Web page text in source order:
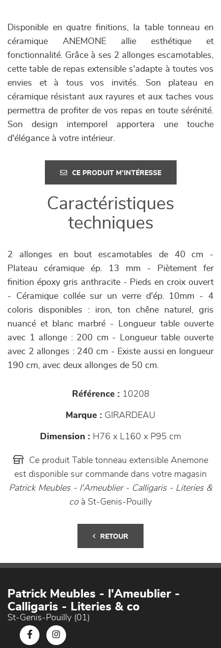
Disponible en quatre finitions, la table tonneau en
céramique ANEMONE allie esthétique et
fonctionnalité. Grâce à ses 2 allonges escamotables,
cette table de repas extensible s'adapte à toutes vos
envies et à tous vos invités. Son plateau en
céramique résistant aux rayures et aux taches vous
permettra de profiter de vos repas en toute sérénité.
Son design intemporel apportera une touche
d'élégance à votre intérieur.
CE PRODUIT M'INTÉRESSE
Caractéristiques
techniques
2 allonges en bout escamotables de 40 cm -
Plateau céramique ép. 13 mm - Piètement fer
finition époxy gris anthracite - Pieds en croix ouvert
- Céramique collée sur un verre d'ép. 10mm - 4
coloris disponibles : iron, ton chêne naturel, gris
nuancé et blanc marbré - Longueur table ouverte
avec 1 allonge : 200 cm - Longueur table ouverte
avec 2 allonges : 240 cm - Existe aussi en longueur
190 cm, avec deux allonges de 50 cm.
Référence : 10208
Marque : GIRARDEAU
Dimension : H76 x L160 x P95 cm
Ce produit Table tonneau extensible Anemone
est disponible sur commande dans votre magasin
Patrick Meubles - l'Ameublier - Calligaris - Literies &
coà St-Genis-Pouilly
RETOUR
Patrick Meubles - l'Ameublier -
Calligaris - Literies & co
St-Genis-Pouilly (01)